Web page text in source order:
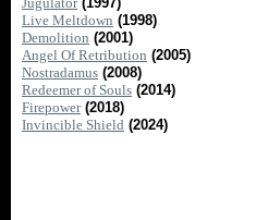
Live Meltdown (1998)
Demolition (2001)
Angel Of Retribution (2005)
Nostradamus (2008)
Redeemer of Souls (2014)
Firepower (2018)
Invincible Shield (2024)